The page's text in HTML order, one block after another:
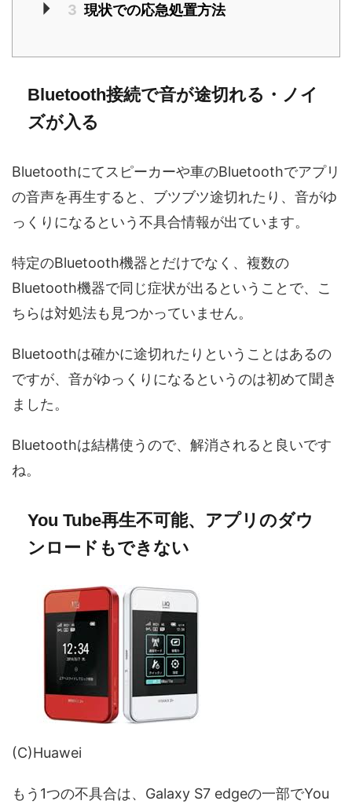
3 現状での応急処置方法
Bluetooth接続で音が途切れる・ノイ
ズが入る
Bluetoothにてスピーカーや車のBluetoothでアプリ
の音声を再生すると、ブツブツ途切れたり、音がゆ
っくりになるという不具合情報が出ています。
特定のBluetooth機器とだけでなく、複数の
Bluetooth機器で同じ症状が出るということで、こ
ちらは対処法も見つかっていません。
Bluetoothは確かに途切れたりということはあるの
ですが、音がゆっくりになるというのは初めて聞き
ました。
Bluetoothは結構使うので、解消されると良いです
ね。
You Tube再生不可能、アプリのダウ
ンロードもできない
(C)Huawei
もう1つの不具合は、Galaxy S7 edgeの一部でYou